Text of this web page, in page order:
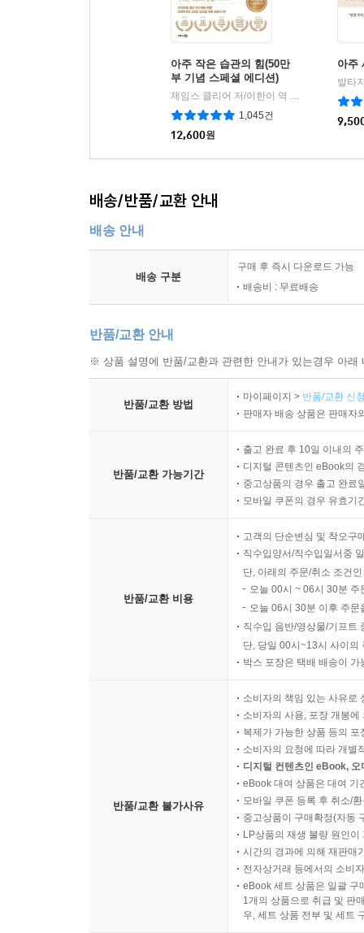
아주 작은 습관의 힘(50만
부 기념 스페셜 에디션)
제임스 클리어 저/이한이 역 |
비즈니스북스
1,045건
12,600원
아주
배송/반품/교환 안내
배송 안내
배송 구분
구매 후 즉시 다운로드 가능
배송비 : 무료배송
반품/교환 안내
※ 상품 설명에 반품/교환과 관련한 안내가 있는경우 아
반품/교환 방법
마이페이지 > 반품/교환 신
판매자 배송 상품은 판매자
반품/교환 가능기간
출고 완료 후 10일 이내의
디지털 콘텐츠인 eBook의
중고상품의 경우 출고 완료
모바일 쿠폰의 경우 유효기
반품/교환 비용
고객의 단순변심 및 착오구
직수입양서/직수입일서중
단, 아래의 주문/취소 조건
오늘 00시 ~ 06시 30분
오늘 06시 30분 이후 주
직수입 음반/영상물/기프트
단, 당일 00시~13시 사이의
박스 포장은 택배 배송이
반품/교환 불가사유
소비자의 책임 있는 사유로
소비자의 사용, 포장 개봉
복제가 가능한 상품 등의
소비자의 요청에 따라 개별
디지털 컨텐츠인 eBook,
eBook 대여 상품은 대여 기
모바일 쿠폰 등록 후 취소/
중고상품이 구매확정(자동
LP상품의 재생 불량 원인
시간의 경과에 의해 재판매
전자상거래 등에서의 소비
eBook 세트 상품은 일괄 구
1개의 상품으로 취급 및 판
우, 세트 상품 전부 및 세트